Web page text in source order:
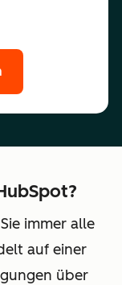
immer alle
auf einer
über